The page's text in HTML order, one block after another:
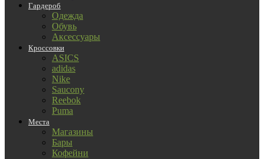
Гардероб
Одежда
Обувь
Аксессуары
Кроссовки
ASICS
adidas
Nike
Saucony
Reebok
Puma
Места
Магазины
Бары
Кофейни